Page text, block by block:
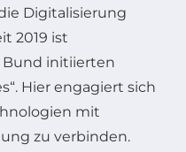
Digitalisierung
2019 ist
Bund initiierten
Hier engagiert sich
mit
zu verbinden.